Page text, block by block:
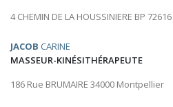
4 CHEMIN DE LA HOUSSINIERE BP
JACOB CARINE
MASSEUR-KINÉSITHÉRAPEUTE
186 Rue BRUMAIRE 34000 Montpellier